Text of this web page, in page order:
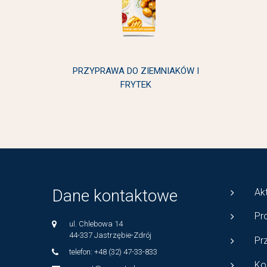
PRZYPRAWA DO ZIEMNIAKÓW I
FRYTEK
Dane kontaktowe
ul. Chlebowa 14
44-337 Jastrzębie-Zdrój
telefon: +48 (32) 47-33-833